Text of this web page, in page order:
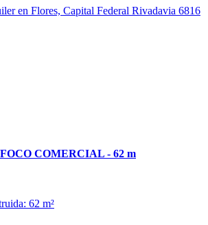
COMERCIAL - 62 m
62 m²